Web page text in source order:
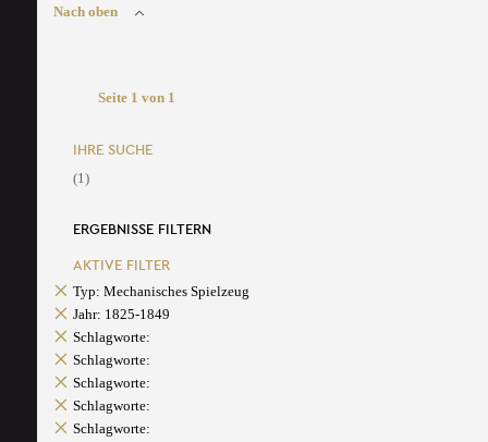
Nach oben
Seite 1 von 1
IHRE SUCHE
(1)
ERGEBNISSE FILTERN
AKTIVE FILTER
Typ: Mechanisches Spielzeug
Jahr: 1825-1849
Schlagworte:
Schlagworte:
Schlagworte:
Schlagworte:
Schlagworte: